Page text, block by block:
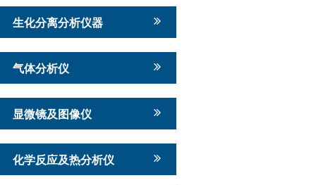
生化分离分析仪器
气体分析仪
显微镜及图像仪
化学反应及热分析仪